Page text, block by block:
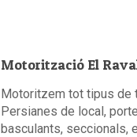
Motorització El
Motoritzem tot tipus de
Persianes de local,
basculants, seccionals,